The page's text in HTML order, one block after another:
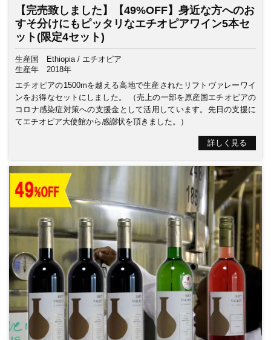
【完売致しました】【49%OFF】身近な方へのお
すそ分けにもピッタリなエチオピアワイン5本セ
ット(限定4セット)
生産国
Ethiopia / エチオピア
生産年
2018年
エチオピアの1500mを越える高地で生産されたリフトヴァレーワイ
ンをお得なセットにしました。 （売上の一部を原産国エチオピアの
コロナ感染症対策への支援金として活用しています。先日の支援に
てエチオピア大使館から感謝状を頂きました。）
詳しく見る